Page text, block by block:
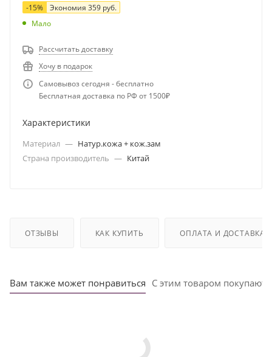
-15% Экономия 359 руб.
Мало
Рассчитать доставку
Хочу в подарок
Самовывоз сегодня - бесплатно
Бесплатная доставка по РФ от 1500₽
Характеристики
Материал — Натур.кожа + кож.зам
Страна производитель — Китай
ОТЗЫВЫ КАК КУПИТЬ ОПЛАТА И ДОСТАВКА
Вам также может понравиться С этим товаром покупают